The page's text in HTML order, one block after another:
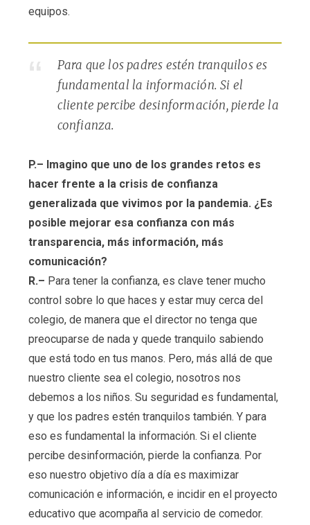
equipos.
Para que los padres estén tranquilos es
fundamental la información. Si el
cliente percibe desinformación, pierde la
confianza.
P.– Imagino que uno de los grandes retos es
hacer frente a la crisis de confianza
generalizada que vivimos por la pandemia. ¿Es
posible mejorar esa confianza con más
transparencia, más información, más
comunicación?
R.– Para tener la confianza, es clave tener mucho
control sobre lo que haces y estar muy cerca del
colegio, de manera que el director no tenga que
preocuparse de nada y quede tranquilo sabiendo
que está todo en tus manos. Pero, más allá de que
nuestro cliente sea el colegio, nosotros nos
debemos a los niños. Su seguridad es fundamental,
y que los padres estén tranquilos también. Y para
eso es fundamental la información. Si el cliente
percibe desinformación, pierde la confianza. Por
eso nuestro objetivo día a día es maximizar
comunicación e información, e incidir en el proyecto
educativo que acompaña al servicio de comedor.